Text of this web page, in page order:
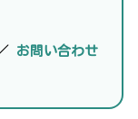
お問い合わせ